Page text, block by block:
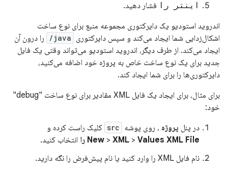
اینتر را فشار دهید.
اندروید استودیو یک دایرکتوری مجموعه منبع برای نوع ساخت
اشکال‌زدایی شما ایجاد می‌کند و سپس دایرکتوری java/
را درون آن
ایجاد می‌کند. از طرف دیگر، اندروید استودیو می‌تواند وقتی یک فایل
جدید برای یک نوع ساخت خاص به پروژه خود اضافه می‌کنید،
دایرکتوری‌ها را برای شما ایجاد کند.
برای مثال، برای ایجاد یک فایل XML مقادیر برای نوع ساخت "debug"
خود:
در پنل پروژه ، روی پوشه src کلیک راست کرده و
New > XML > Values ​​XML File را
انتخاب کنید.
نام فایل XML را وارد کنید یا نام پیش‌فرض را نگه دارید.